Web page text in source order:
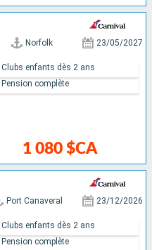
Norfolk 23/05/2027
1 080 $CA
Clubs enfants dès 2 ans
Pension complète
Port Canaveral 23/12/2026
Clubs enfants dès 2 ans
Pension complète